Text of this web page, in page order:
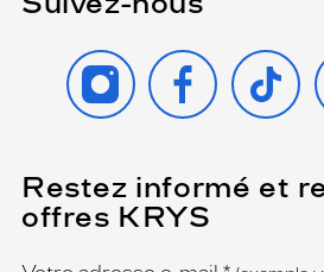
INSTAGRAMFACEBOOK
TIKTOK
Restez informé et
offres KRYS
Name
(Ce
champ
est
obligatoire)